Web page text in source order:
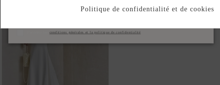
conditions générales et la politique de confidentialité
Politique de confidentialité et de cookies